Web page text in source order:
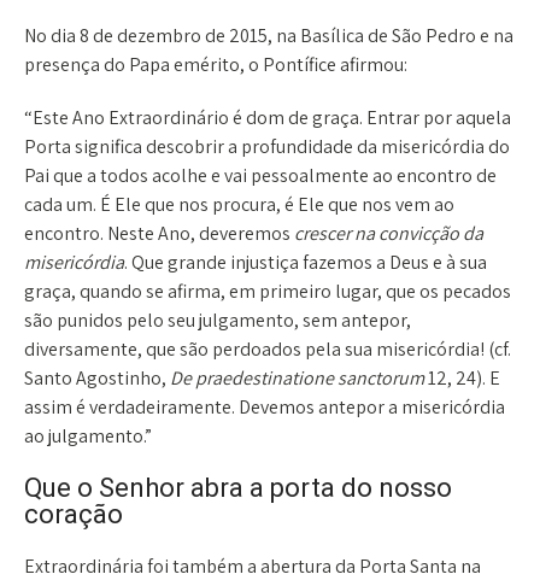
No dia 8 de dezembro de 2015, na Basílica de São Pedro e na
presença do Papa emérito, o Pontífice afirmou:
“Este Ano Extraordinário é dom de graça. Entrar por aquela
Porta significa descobrir a profundidade da misericórdia do
Pai que a todos acolhe e vai pessoalmente ao encontro de
cada um. É Ele que nos procura, é Ele que nos vem ao
encontro. Neste Ano, deveremos crescer na convicção da
misericórdia. Que grande injustiça fazemos a Deus e à sua
graça, quando se afirma, em primeiro lugar, que os pecados
são punidos pelo seu julgamento, sem antepor,
diversamente, que são perdoados pela sua misericórdia! (cf.
Santo Agostinho, De praedestinatione sanctorum12, 24). E
assim é verdadeiramente. Devemos antepor a misericórdia
ao julgamento.”
Que o Senhor abra a porta do nosso
coração
Extraordinária foi também a abertura da Porta Santa na